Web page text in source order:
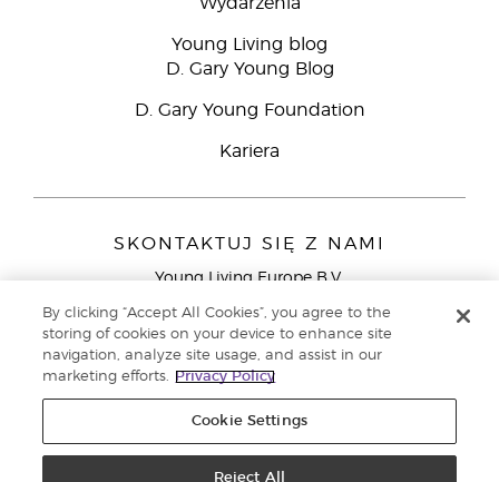
Young Living blog
D. Gary Young Blog
D. Gary Young Foundation
Kariera
SKONTAKTUJ SIĘ Z NAMI
Young Living Europe B.V.
9727 AJ Groningen
Young Living Europe Ltd - Europejska siedziba
główna:+44 (0) 20 3935 9000
zastrzeżone. |Polityka prywatności
By clicking “Accept All Cookies”, you agree to the
storing of cookies on your device to enhance site
navigation, analyze site usage, and assist in our
marketing efforts.
Privacy Policy
Cookie Settings
Reject All